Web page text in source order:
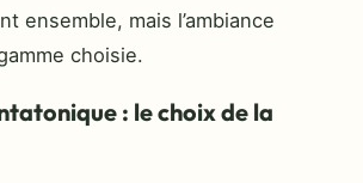
ensemble, mais l’ambiance
choisie.
: le choix de la